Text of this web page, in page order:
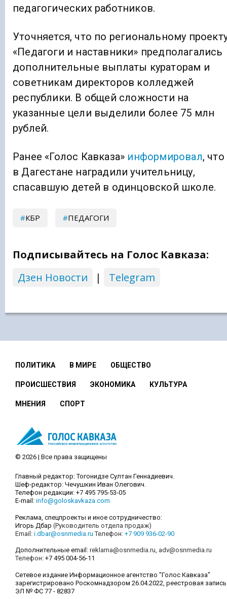
педагогических работников.
Уточняется, что по региональному
«Педагоги и наставники» предполагались
дополнительные выплаты кураторам и
советникам директоров колледжей
республики. В общей сложности на
указанные цели выделили более 75 млн
рублей.
Ранее «Голос Кавказа» информировал, что
в Дагестане наградили учительницу,
спасавшую детей в одинцовской школе.
КБР ПЕДАГОГИ
Подписывайтесь на Голос Кавказа:
Дзен Новости
| Telegram
ПОЛИТИКА В МИРЕ ОБЩЕСТВО
ПРОИСШЕСТВИЯ ЭКОНОМИКА КУЛЬТУРА
МНЕНИЯ СПОРТ
© 2026 | Все права защищены
Главный редактор: Тогонидзе Султан Геннадиевич.
Шеф-редактор: Чечушкин Иван Олегович.
Телефон редакции: +7 495 795-53-05
E-mail: info@goloskavkaza.com
Реклама, спецпроекты и иное сотрудничество:
Игорь Дбар (Руководитель отдела продаж)
Email: i.dbar@osnmedia.ru Телефон: +7 909 936-02-90
Дополнительные email: reklama@osnmedia.ru adv@osnmedia.ru
Телефон: +7 495 004-56-11
Сетевое издание Информационное агентство "Голос Кавказа"
зарегистрировано Роскомнадзором 26.04.2022, реестровая запись
ЭЛ № ФС 77 - 82837